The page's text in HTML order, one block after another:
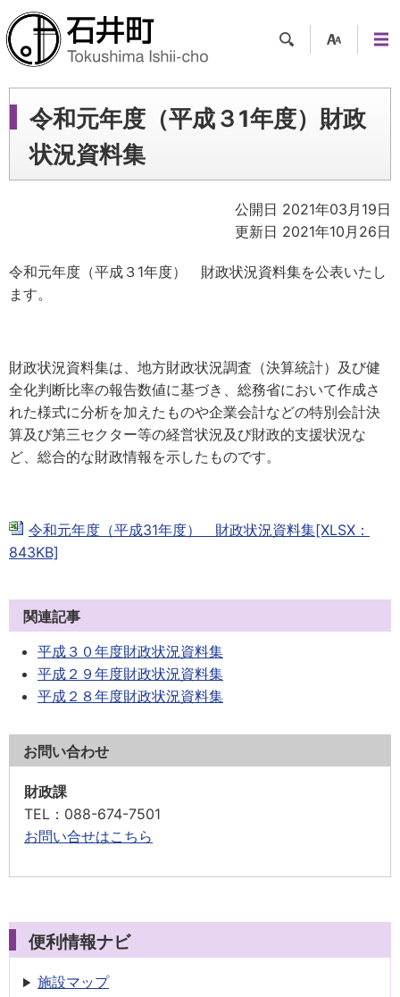
ツー
ル
ュー
令和元年度（平成３1年度）財政
状況資料集
公開日 2021年03月19日
更新日 2021年10月26日
令和元年度（平成３1年度） 財政状況資料集を公表いたし
ます。
財政状況資料集は、地方財政状況調査（決算統計）及び健
全化判断比率の報告数値に基づき、総務省において作成さ
れた様式に分析を加えたものや企業会計などの特別会計決
算及び第三セクター等の経営状況及び財政的支援状況な
ど、総合的な財政情報を示したものです。
令和元年度（平成31年度） 財政状況資料集[XLSX：
843KB]
関連記事
平成３０年度財政状況資料集
平成２９年度財政状況資料集
平成２８年度財政状況資料集
お問い合わせ
財政課
TEL ：088-674-7501
お問い合せはこちら
便利情報ナビ
施設マップ